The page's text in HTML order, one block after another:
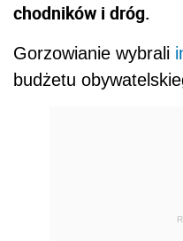
chodników i dróg.
Gorzowianie wybrali
budżetu